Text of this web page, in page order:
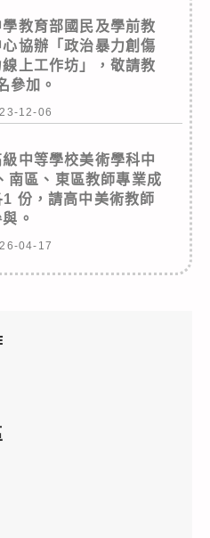
教育部國民及學前教
協辦「政治暴力創傷
上工作坊」，敬請教
參加。
12-06
中等學校美術學科中
南區、東區教師專業成
份，請高中美術教師
。
04-17